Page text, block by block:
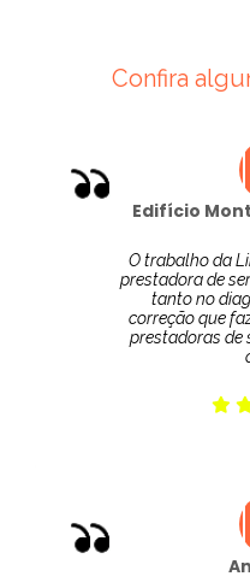
Confira
Edifício
O trabalho da
prestadora de
tanto no
correção que
prestadoras de